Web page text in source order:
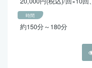
時間
約150分～180分